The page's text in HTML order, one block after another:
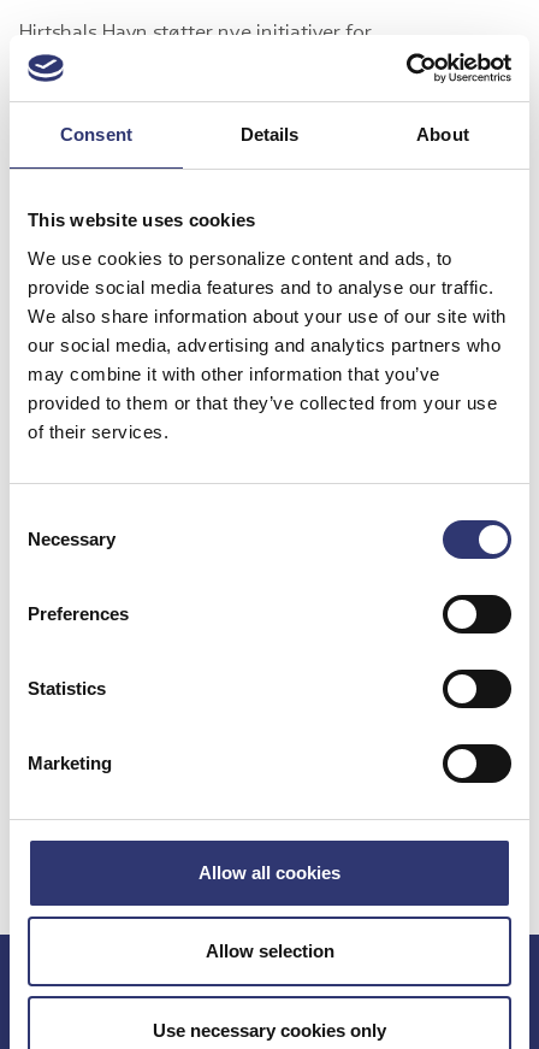
Consent Details About
This website uses cookies
We use cookies to personalize content and ads, to
provide social media features and to analyse our traffic.
We also share information about your use of our site with
our social media, advertising and analytics partners who
may combine it with other information that you’ve
provided to them or that they’ve collected from your use
of their services.
Selection
Necessary
Preferences
Statistics
Marketing
Allow all cookies
Allow selection
Use necessary cookies only
Hirtshals Havn støtter nye initiativer for
erhvervsudviklingen og fungerer som den fysiske
ramme for EFFORT-projektet. Havnen vil udvikle use
cases og demonstrationsscenarier og samarbejde tæt
med havnens brugere for at fremme energifleksibilitet.
og skal hjælpe dem med at implementere
energifleksible løsninger i fremtiden.
Få mere information om EFFORT-projektet her